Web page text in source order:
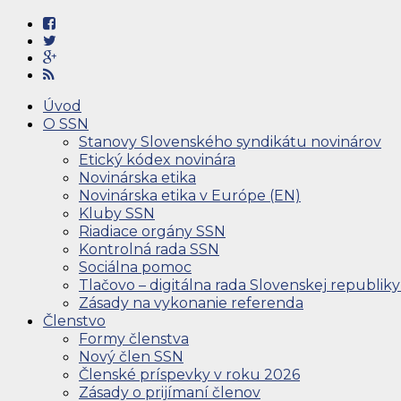
Úvod
O SSN
Stanovy Slovenského syndikátu novinárov
Etický kódex novinára
Novinárska etika
Novinárska etika v Európe (EN)
Kluby SSN
Riadiace orgány SSN
Kontrolná rada SSN
Sociálna pomoc
Tlačovo – digitálna rada Slovenskej republiky
Zásady na vykonanie referenda
Členstvo
Formy členstva
Nový člen SSN
Členské príspevky v roku 2026
Zásady o prijímaní členov